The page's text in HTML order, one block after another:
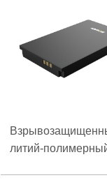
литий-